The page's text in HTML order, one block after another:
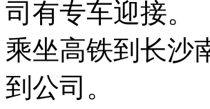
司有专车迎接。
乘坐高铁到长沙
到公司。